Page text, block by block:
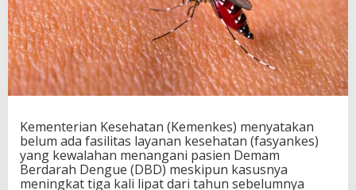
Kementerian Kesehatan (Kemenkes) menyatakan
belum ada fasilitas layanan kesehatan (fasyankes)
yang kewalahan menangani pasien Demam
Berdarah Dengue (DBD) meskipun kasusnya
meningkat tiga kali lipat dari tahun sebelumnya